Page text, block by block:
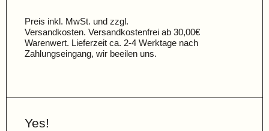
Preis inkl. MwSt. und zzgl.
Versandkosten. Versandkostenfrei ab 30,00€
Warenwert. Lieferzeit ca. 2-4 Werktage nach
Zahlungseingang, wir beeilen uns.
Yes!